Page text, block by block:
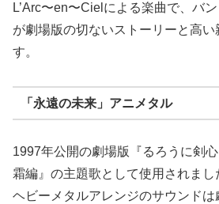
L’Arc〜en〜Cielによる楽曲で、バ
が劇場版の切ないストーリーと高い
す。
「永遠の未来」アニメタル
1997年公開の劇場版『るろうに剣
霜編』の主題歌として使用されま
ヘビーメタルアレンジのサウンド